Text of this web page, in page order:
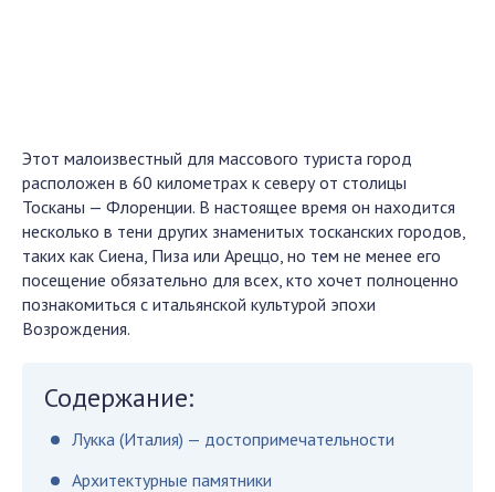
Этот малоизвестный для массового туриста город
расположен в 60 километрах к северу от столицы
Тосканы — Флоренции. В настоящее время он находится
несколько в тени других знаменитых тосканских городов,
таких как Сиена, Пиза или Ареццо, но тем не менее его
посещение обязательно для всех, кто хочет полноценно
познакомиться с итальянской культурой эпохи
Возрождения.
Содержание:
Лукка (Италия) — достопримечательности
Архитектурные памятники